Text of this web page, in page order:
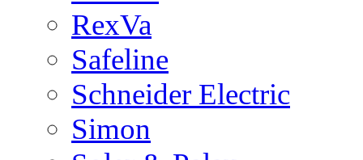
RexVa
Safeline
Schneider Electric
Simon